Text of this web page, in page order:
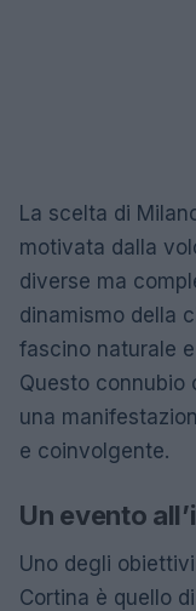
La scelta di
motivata dalla
diverse ma
dinamismo della
fascino naturale
Questo connubio
una
e coinvolgente.
Un evento
Uno degli
Cortina è quello